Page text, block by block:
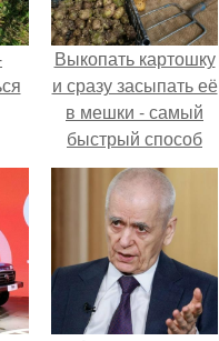
Выкопать картошку
и сразу засыпать её
в мешки - самый
быстрый способ
спрятать вместе с
урожаем гниль,
порезы и больные
клубни.